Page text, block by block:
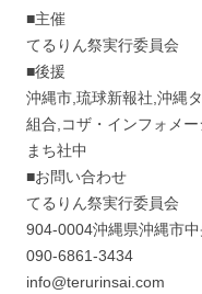
■主催
てるりん祭実行委員会
■後援
沖縄市,琉球新報社,沖縄
組合,コザ・インフォメ
まち社中
■お問い合わせ
てるりん祭実行委員会
904-0004沖縄県沖縄市
090-6861-3434
info@terurinsai.com